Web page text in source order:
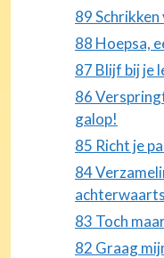
89
88 Hoepsa,
87 Blijf bij je
86
galop!
85 Richt je
84
83 Toch
82 Graag